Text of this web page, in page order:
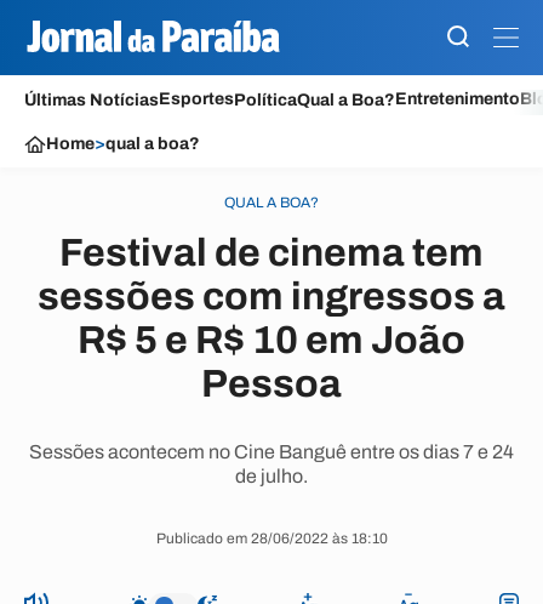
Últimas NotíciasEsportesPolíticaQual a Boa?Entretenimento
Home>qual a boa?
QUAL A BOA?
Festival de cinema tem
sessões com ingressos a
R$ 5 e R$ 10 em João
Pessoa
Sessões acontecem no Cine Banguê entre os dias 7 e 24
de julho.
Publicado em 28/06/2022 às 18:10